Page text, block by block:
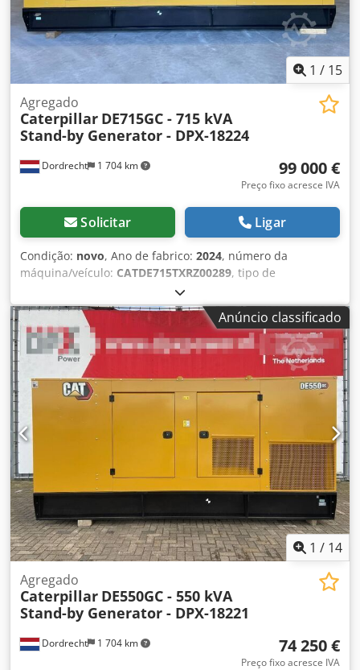
1 / 15
Dordrecht 1 704 km
Agregado
Caterpillar DE715GC - 715 kVA
Stand-by Generator - DPX-18224
99 000 €
Preço fixo acresce IVA
Solicitar Ligar
Condição: novo, Ano de fabrico: 2024, número da
máquina/veículo: CATDE715TXRZ00289, tipo de
, fabricante de motores:
C15, Finalidade de uso: Construção civil Peso em vazio:
4.832 kg Potência do gerador: 715 kVA Dimensões do
compartimento de carga: 499 x 187 x 229 cm Certificação
CE: sim Volume do tanque de água: 910 l País de
fabricação: CN Dwedpfx Amsxvk H Rs Tsa Entre em contato
com a equipe DPX para mais informações. = Outras opções
e acessórios = - Bateria - Painel de controle - Teto de aço -
Caminhão-tanque
Anúncio classificado
1 / 14
Dordrecht 1 704 km
Agregado
Caterpillar DE550GC - 550 kVA
Stand-by Generator - DPX-18221
74 250 €
Preço fixo acresce IVA